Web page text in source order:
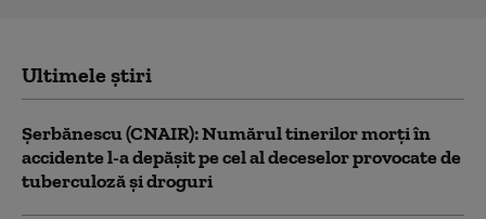
Ultimele știri
Şerbănescu (CNAIR): Numărul tinerilor morţi în
accidente l-a depăşit pe cel al deceselor provocate de
tuberculoză şi droguri